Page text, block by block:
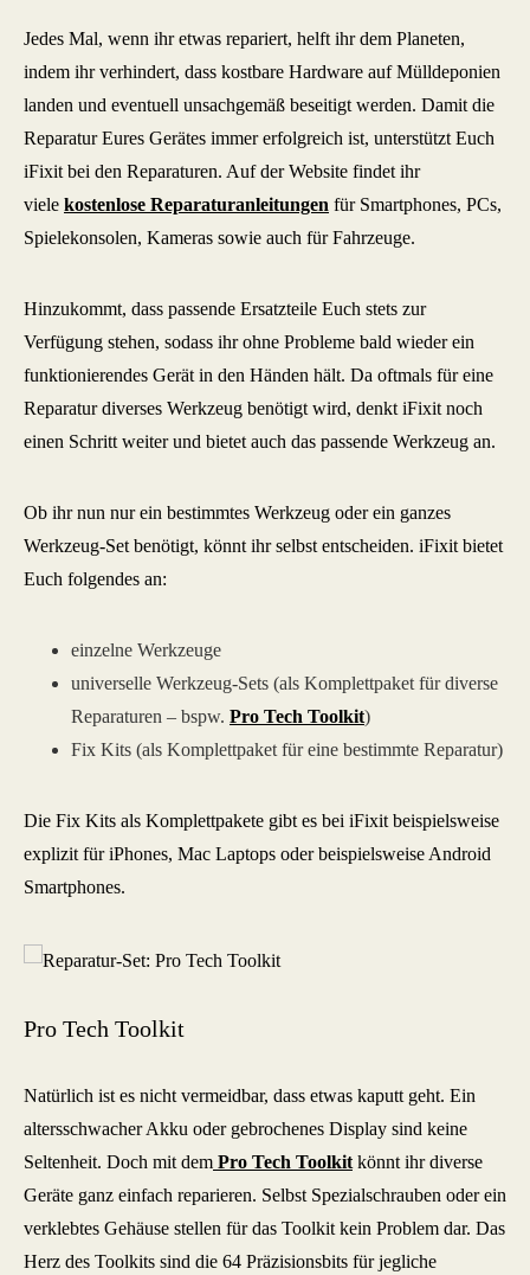
Jedes Mal, wenn ihr etwas repariert, helft ihr dem Planeten,
indem ihr verhindert, dass kostbare Hardware auf Mülldeponien
landen und eventuell unsachgemäß beseitigt werden. Damit die
Reparatur Eures Gerätes immer erfolgreich ist, unterstützt Euch
iFixit bei den Reparaturen. Auf der Website findet ihr
viele kostenlose Reparaturanleitungen für Smartphones, PCs,
Spielekonsolen, Kameras sowie auch für Fahrzeuge.
Hinzukommt, dass passende Ersatzteile Euch stets zur
Verfügung stehen, sodass ihr ohne Probleme bald wieder ein
funktionierendes Gerät in den Händen hält. Da oftmals für eine
Reparatur diverses Werkzeug benötigt wird, denkt iFixit noch
einen Schritt weiter und bietet auch das passende Werkzeug an.
Ob ihr nun nur ein bestimmtes Werkzeug oder ein ganzes
Werkzeug-Set benötigt, könnt ihr selbst entscheiden. iFixit bietet
Euch folgendes an:
einzelne Werkzeuge
universelle Werkzeug-Sets (als Komplettpaket für diverse
Reparaturen – bspw. Pro Tech Toolkit)
Fix Kits (als Komplettpaket für eine bestimmte Reparatur)
Die Fix Kits als Komplettpakete gibt es bei iFixit beispielsweise
explizit für iPhones, Mac Laptops oder beispielsweise Android
Smartphones.
Pro Tech Toolkit
Natürlich ist es nicht vermeidbar, dass etwas kaputt geht. Ein
altersschwacher Akku oder gebrochenes Display sind keine
Seltenheit. Doch mit dem Pro Tech Toolkit könnt ihr diverse
Geräte ganz einfach reparieren. Selbst Spezialschrauben oder ein
verklebtes Gehäuse stellen für das Toolkit kein Problem dar. Das
Herz des Toolkits sind die 64 Präzisionsbits für jegliche